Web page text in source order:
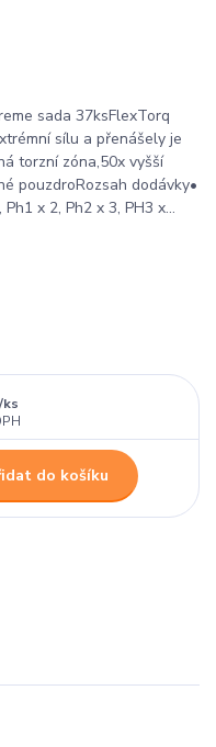
sada 37ksFlexTorq
sílu a přenášely je
torzní zóna,50x vyšší
pouzdroRozsah dodávky•
x 2, Ph2 x 3, PH3 x...
ks
do košíku